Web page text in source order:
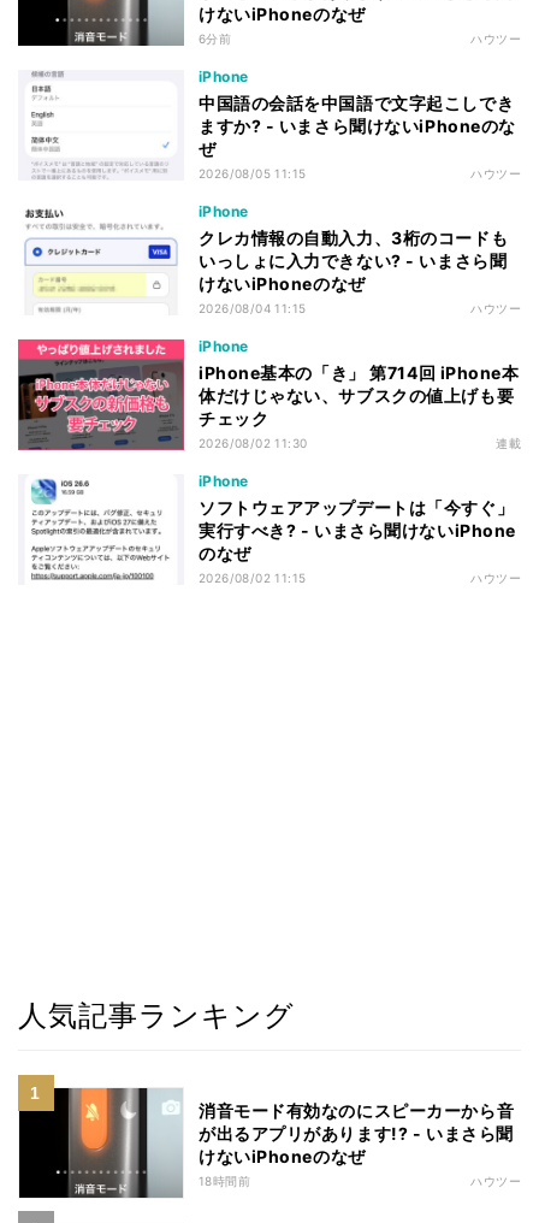
けないiPhoneのなぜ
6分前 ハウツー
iPhone
中国語の会話を中国語で文字起こしでき
ますか? - いまさら聞けないiPhoneのな
ぜ
2026/08/05 11:15 ハウツー
iPhone
クレカ情報の自動入力、3桁のコードも
いっしょに入力できない? - いまさら聞
けないiPhoneのなぜ
2026/08/04 11:15 ハウツー
iPhone
iPhone基本の「き」 第714回 iPhone本
体だけじゃない、サブスクの値上げも要
チェック
2026/08/02 11:30 連載
iPhone
ソフトウェアアップデートは「今すぐ」
実行すべき? - いまさら聞けないiPhone
のなぜ
2026/08/02 11:15 ハウツー
人気記事ランキング
消音モード有効なのにスピーカーから音
が出るアプリがあります!? - いまさら聞
けないiPhoneのなぜ
18時間前 ハウツー